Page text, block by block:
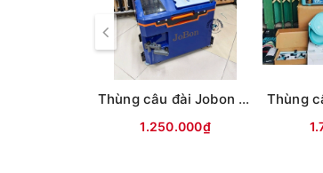
Thùng câu đài Jobon (có tựa lưng, đủ phụ kiện)
1.250.000₫